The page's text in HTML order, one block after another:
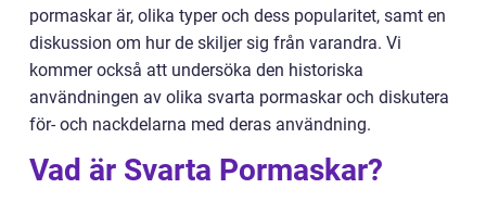
pormaskar är, olika typer och dess popularitet, samt en
diskussion om hur de skiljer sig från varandra. Vi
kommer också att undersöka den historiska
användningen av olika svarta pormaskar och diskutera
för- och nackdelarna med deras användning.
Vad är Svarta Pormaskar?